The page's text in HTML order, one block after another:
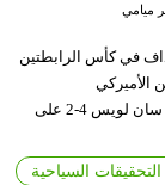
ميامي
في كأس الرابطتين
الأميركي
والمكسيكي، بعدما قاد إنتر ميامي إلى الفوز على أتلتيكو سان لويس 4-2 على
السياحية